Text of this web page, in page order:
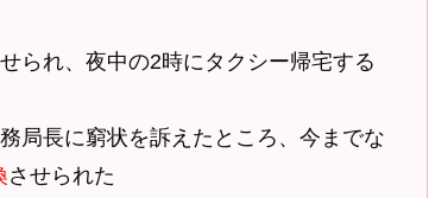
られ、夜中の2時にタクシー帰宅する
局長に窮状を訴えたところ、今までな
させられた